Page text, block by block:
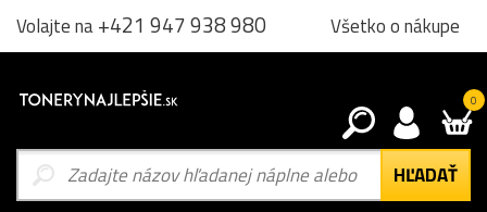
Volajte na+421 947 938 980 Všetko o nákupe
0